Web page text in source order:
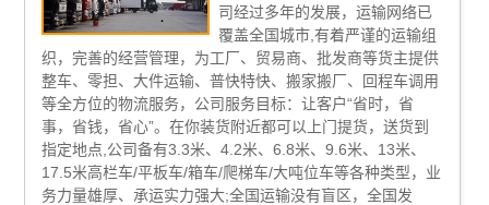
司经过多年的发展，运输网络已
覆盖全国城市,有着严谨的运输组
织，完善的经营管理，为工厂、贸易商、批发商等货主提供
整车、零担、大件运输、普快特快、搬家搬厂、回程车调用
等全方位的物流服务，公司服务目标：让客户“省时，省
事，省钱，省心”。在你装货附近都可以上门提货，送货到
指定地点,公司备有3.3米、4.2米、6.8米、9.6米、13米、
17.5米高栏车/平板车/箱车/爬梯车/大吨位车等各种类型，业
务力量雄厚、承运实力强大;全国运输没有盲区，全国发